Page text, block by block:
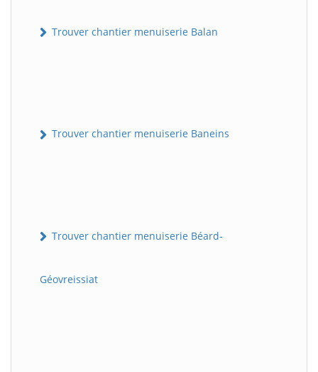
Trouver chantier menuiserie Balan
Trouver chantier menuiserie Baneins
Trouver chantier menuiserie Béard-
Géovreissiat